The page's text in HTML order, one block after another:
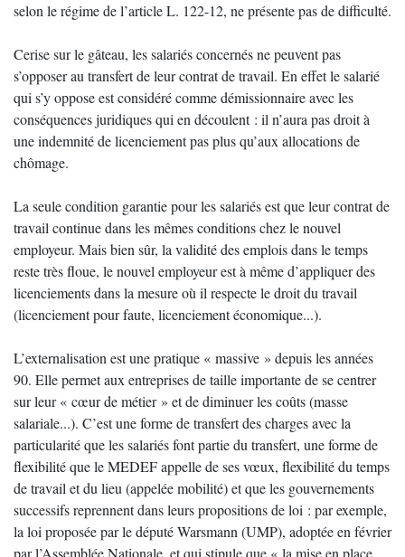
selon le régime de l’article L. 122-12, ne présente pas de difficulté.
Cerise sur le gâteau, les salariés concernés ne peuvent pas
s’opposer au transfert de leur contrat de travail. En effet le salarié
qui s’y oppose est considéré comme démissionnaire avec les
conséquences juridiques qui en découlent : il n’aura pas droit à
une indemnité de licenciement pas plus qu’aux allocations de
chômage.
La seule condition garantie pour les salariés est que leur contrat de
travail continue dans les mêmes conditions chez le nouvel
employeur. Mais bien sûr, la validité des emplois dans le temps
reste très floue, le nouvel employeur est à même d’appliquer des
licenciements dans la mesure où il respecte le droit du travail
(licenciement pour faute, licenciement économique...).
L’externalisation est une pratique « massive » depuis les années
90. Elle permet aux entreprises de taille importante de se centrer
sur leur « cœur de métier » et de diminuer les coûts (masse
salariale...). C’est une forme de transfert des charges avec la
particularité que les salariés font partie du transfert, une forme de
flexibilité que le MEDEF appelle de ses vœux, flexibilité du temps
de travail et du lieu (appelée mobilité) et que les gouvernements
successifs reprennent dans leurs propositions de loi : par exemple,
la loi proposée par le député Warsmann (UMP), adoptée en février
par l’Assemblée Nationale, et qui stipule que « la mise en place